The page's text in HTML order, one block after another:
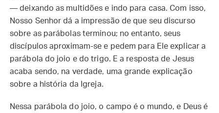
— deixando as multidões e indo para casa. Com isso,
Nosso Senhor dá a impressão de que seu discurso
sobre as parábolas terminou; no entanto, seus
discípulos aproximam-se e pedem para Ele explicar a
parábola do joio e do trigo. E a resposta de Jesus
acaba sendo, na verdade, uma grande explicação
sobre a história da Igreja.
Nessa parábola do joio, o campo é o mundo, e Deus é